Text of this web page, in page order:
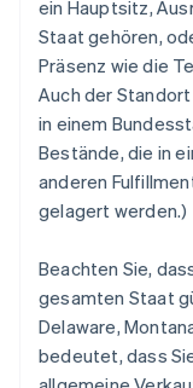
ein Hauptsitz,
Staat gehören,
Präsenz wie die
Auch der
in einem
Bestände, die in
anderen
gelagert werden.)
Beachten Sie,
gesamten Staat
Delaware,
bedeutet, dass